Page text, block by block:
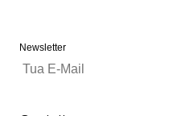
Newsletter